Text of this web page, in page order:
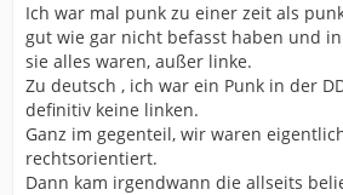
Ich war mal punk zu einer zeit als
gut wie gar nicht befasst haben und
sie alles waren, außer linke.
Zu deutsch , ich war ein Punk in der
definitiv keine linken.
Ganz im gegenteil, wir waren
rechtsorientiert.
Dann kam irgendwann die allseits